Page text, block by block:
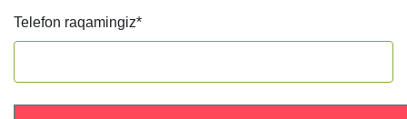
Telefon raqamingiz*